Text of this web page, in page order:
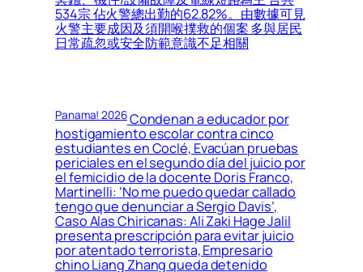
534宗 佔火警總出勤的62.82%。由數據可見
火警主要成因及須開喉撲救的個案 多與居民
日常疏忽或安全防範意識不足相關
Panama! 2026Condenan a educador por
hostigamiento escolar contra cinco
estudiantes en Coclé, Evacúan pruebas
periciales en el segundo día del juicio por
el femicidio de la docente Doris Franco,
Martinelli: ‘No me puedo quedar callado
tengo que denunciar a Sergio Davis’,
Caso Alas Chiricanas: Ali Zaki Hage Jalil
presenta prescripción para evitar juicio
por atentado terrorista, Empresario
chino Liang Zhang queda detenido